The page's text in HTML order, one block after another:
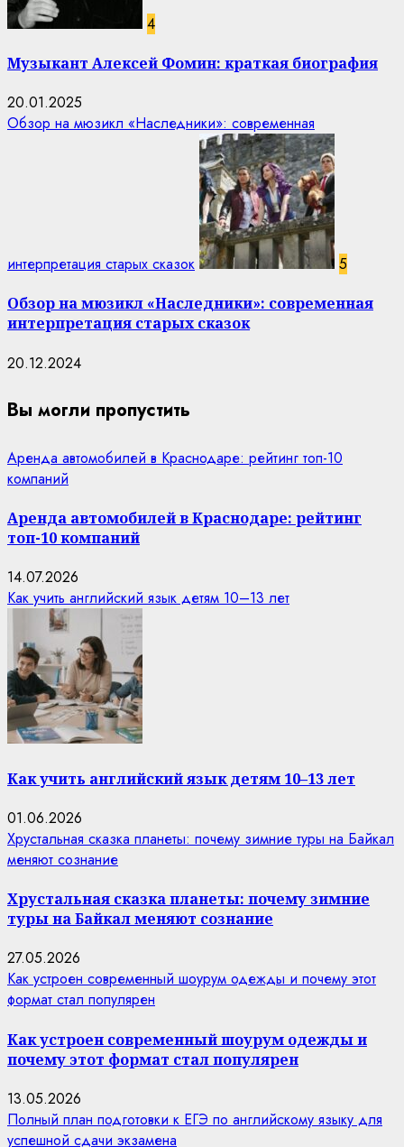
4
Музыкант Алексей Фомин: краткая биография
20.01.2025
Обзор на мюзикл «Наследники»: современная
интерпретация старых сказок 5
Обзор на мюзикл «Наследники»: современная
интерпретация старых сказок
20.12.2024
Вы могли пропустить
Аренда автомобилей в Краснодаре: рейтинг топ-10
компаний
Аренда автомобилей в Краснодаре: рейтинг
топ-10 компаний
14.07.2026
Как учить английский язык детям 10–13 лет
Как учить английский язык детям 10–13 лет
01.06.2026
Хрустальная сказка планеты: почему зимние туры на Байкал
меняют сознание
Хрустальная сказка планеты: почему зимние
туры на Байкал меняют сознание
27.05.2026
Как устроен современный шоурум одежды и почему этот
формат стал популярен
Как устроен современный шоурум одежды и
почему этот формат стал популярен
13.05.2026
Полный план подготовки к ЕГЭ по английскому языку для
успешной сдачи экзамена